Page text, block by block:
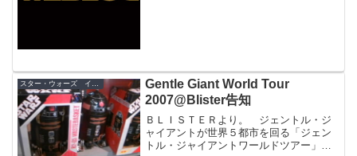
スター・ウォーズ イベント
Gentle Giant World Tour
2007@Blister告知
ＢＬＩＳＴＥＲより。 ジェントル・ジ
ャイアントが世界５都市を回る「ジェン
トル・ジャイアントワールドツアー」の